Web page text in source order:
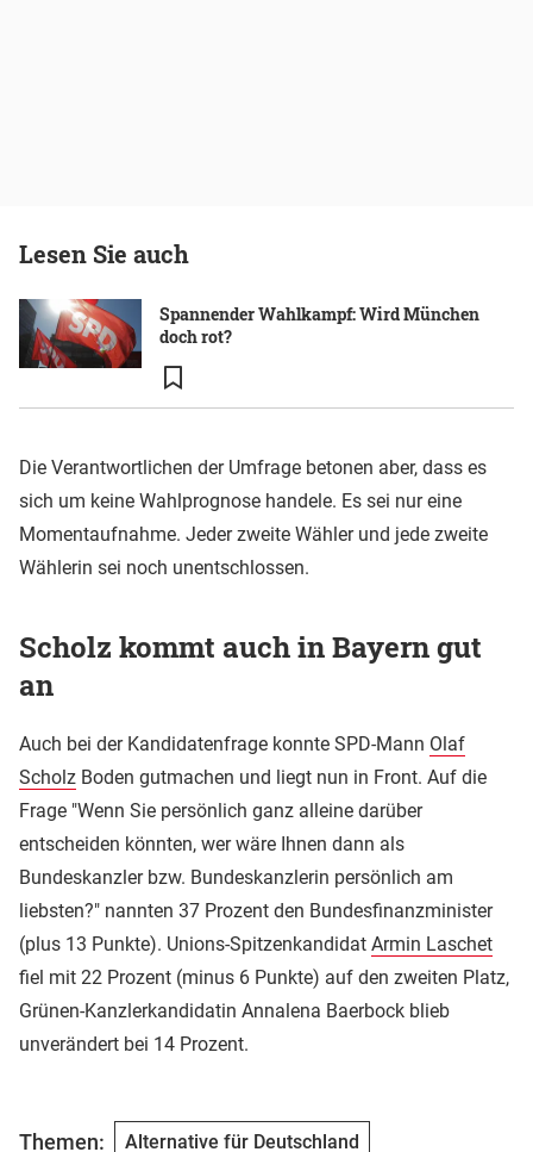
Lesen Sie auch
Spannender Wahlkampf: Wird München
doch rot?
Die Verantwortlichen der Umfrage betonen aber, dass es
sich um keine Wahlprognose handele. Es sei nur eine
Momentaufnahme. Jeder zweite Wähler und jede zweite
Wählerin sei noch unentschlossen.
Scholz kommt auch in Bayern gut
an
Auch bei der Kandidatenfrage konnte SPD-Mann Olaf
Scholz Boden gutmachen und liegt nun in Front. Auf die
Frage "Wenn Sie persönlich ganz alleine darüber
entscheiden könnten, wer wäre Ihnen dann als
Bundeskanzler bzw. Bundeskanzlerin persönlich am
liebsten?" nannten 37 Prozent den Bundesfinanzminister
(plus 13 Punkte). Unions-Spitzenkandidat Armin Laschet
fiel mit 22 Prozent (minus 6 Punkte) auf den zweiten Platz,
Grünen-Kanzlerkandidatin Annalena Baerbock blieb
unverändert bei 14 Prozent.
Themen: Alternative für Deutschland